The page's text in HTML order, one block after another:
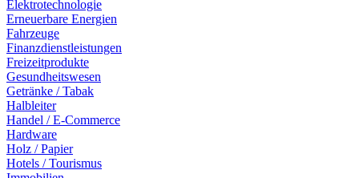
Elektrotechnologie
Erneuerbare Energien
Fahrzeuge
Finanzdienstleistungen
Freizeitprodukte
Gesundheitswesen
Getränke / Tabak
Halbleiter
Handel / E-Commerce
Hardware
Holz / Papier
Hotels / Tourismus